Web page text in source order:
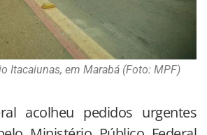
Itacaiunas, em Marabá (Foto: MPF)
acolheu pedidos urgentes